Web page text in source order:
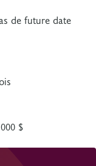
de future date
$